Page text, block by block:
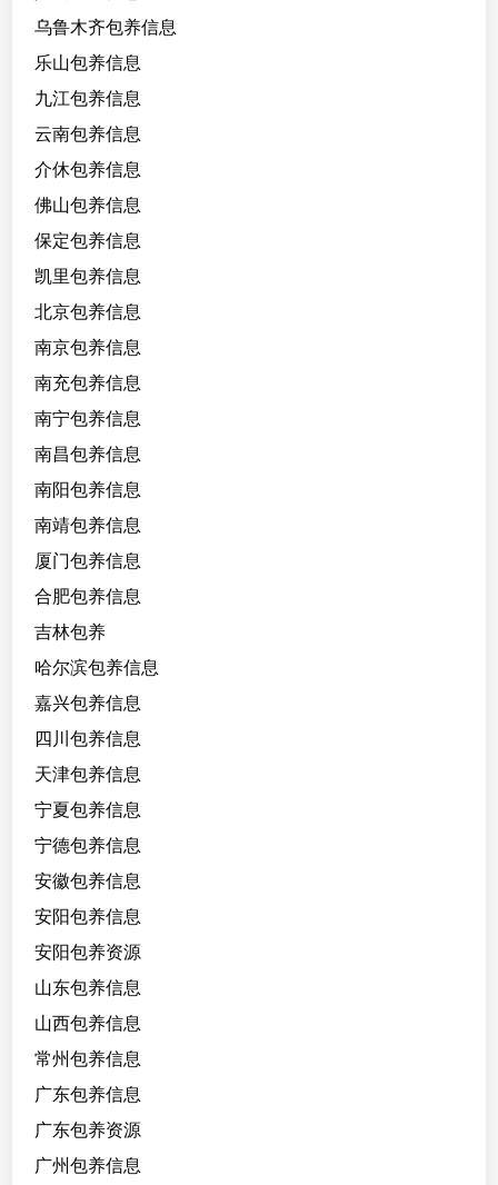
2
腰
臀
比
，
有
反
，
温
柔
绪
稳
定
积
极
乐
开
朗
，
素
质
，
商
智
商
较
高
乌鲁木齐包养信息
乐山包养信息
九江包养信息
云南包养信息
介休包养信息
佛山包养信息
保定包养信息
凯里包养信息
北京包养信息
南京包养信息
南充包养信息
南宁包养信息
南昌包养信息
南阳包养信息
南靖包养信息
厦门包养信息
合肥包养信息
吉林包养
哈尔滨包养信息
嘉兴包养信息
四川包养信息
天津包养信息
宁夏包养信息
宁德包养信息
安徽包养信息
安阳包养信息
安阳包养资源
山东包养信息
山西包养信息
常州包养信息
广东包养信息
广东包养资源
广州包养信息